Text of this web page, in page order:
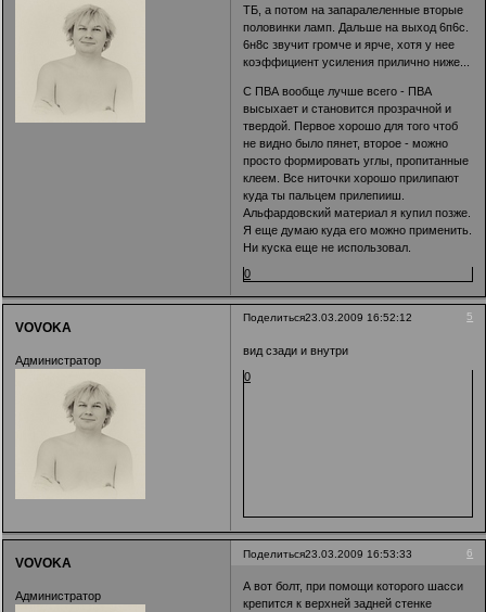
ТБ, а потом на запаралеленные вторые
половинки ламп. Дальше на выход 6п6с.
6н8с звучит громче и ярче, хотя у нее
коэффициент усиления прилично ниже...
С ПВА вообще лучше всего - ПВА
высыхает и становится прозрачной и
твердой. Первое хорошо для того чтоб
не видно было пянет, второе - можно
просто формировать углы, пропитанные
клеем. Все ниточки хорошо прилипают
куда ты пальцем прилепииш.
Альфардовский материал я купил позже.
Я еще думаю куда его можно применить.
Ни куска еще не использовал.
0
Поделиться 5
23.03.2009 16:52:12
VOVOKA
Администратор
вид сзади и внутри
0
Поделиться 6
23.03.2009 16:53:33
VOVOKA
Администратор
А вот болт, при помощи которого шасси
крепится к верхней задней стенке